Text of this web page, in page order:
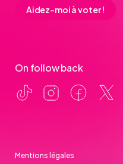
Aidez-moi à voter !
On follow back
Mentions légales